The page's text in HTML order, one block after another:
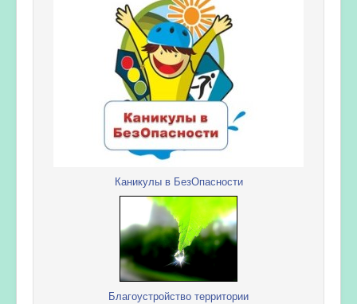
Каникулы в БезОпасности
Благоустройство территории